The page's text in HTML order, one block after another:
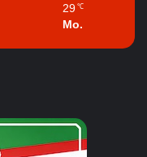
29 ℃
Mo.